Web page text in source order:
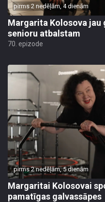
pirms 2 nedēļām, 4 dienām
Margarita Kolosova jau
senioru atbalstam
70. epizode
pirms 2 nedēļām, 5 dienām
Margaritai Kolosovai
pamatīgas galvassāpes